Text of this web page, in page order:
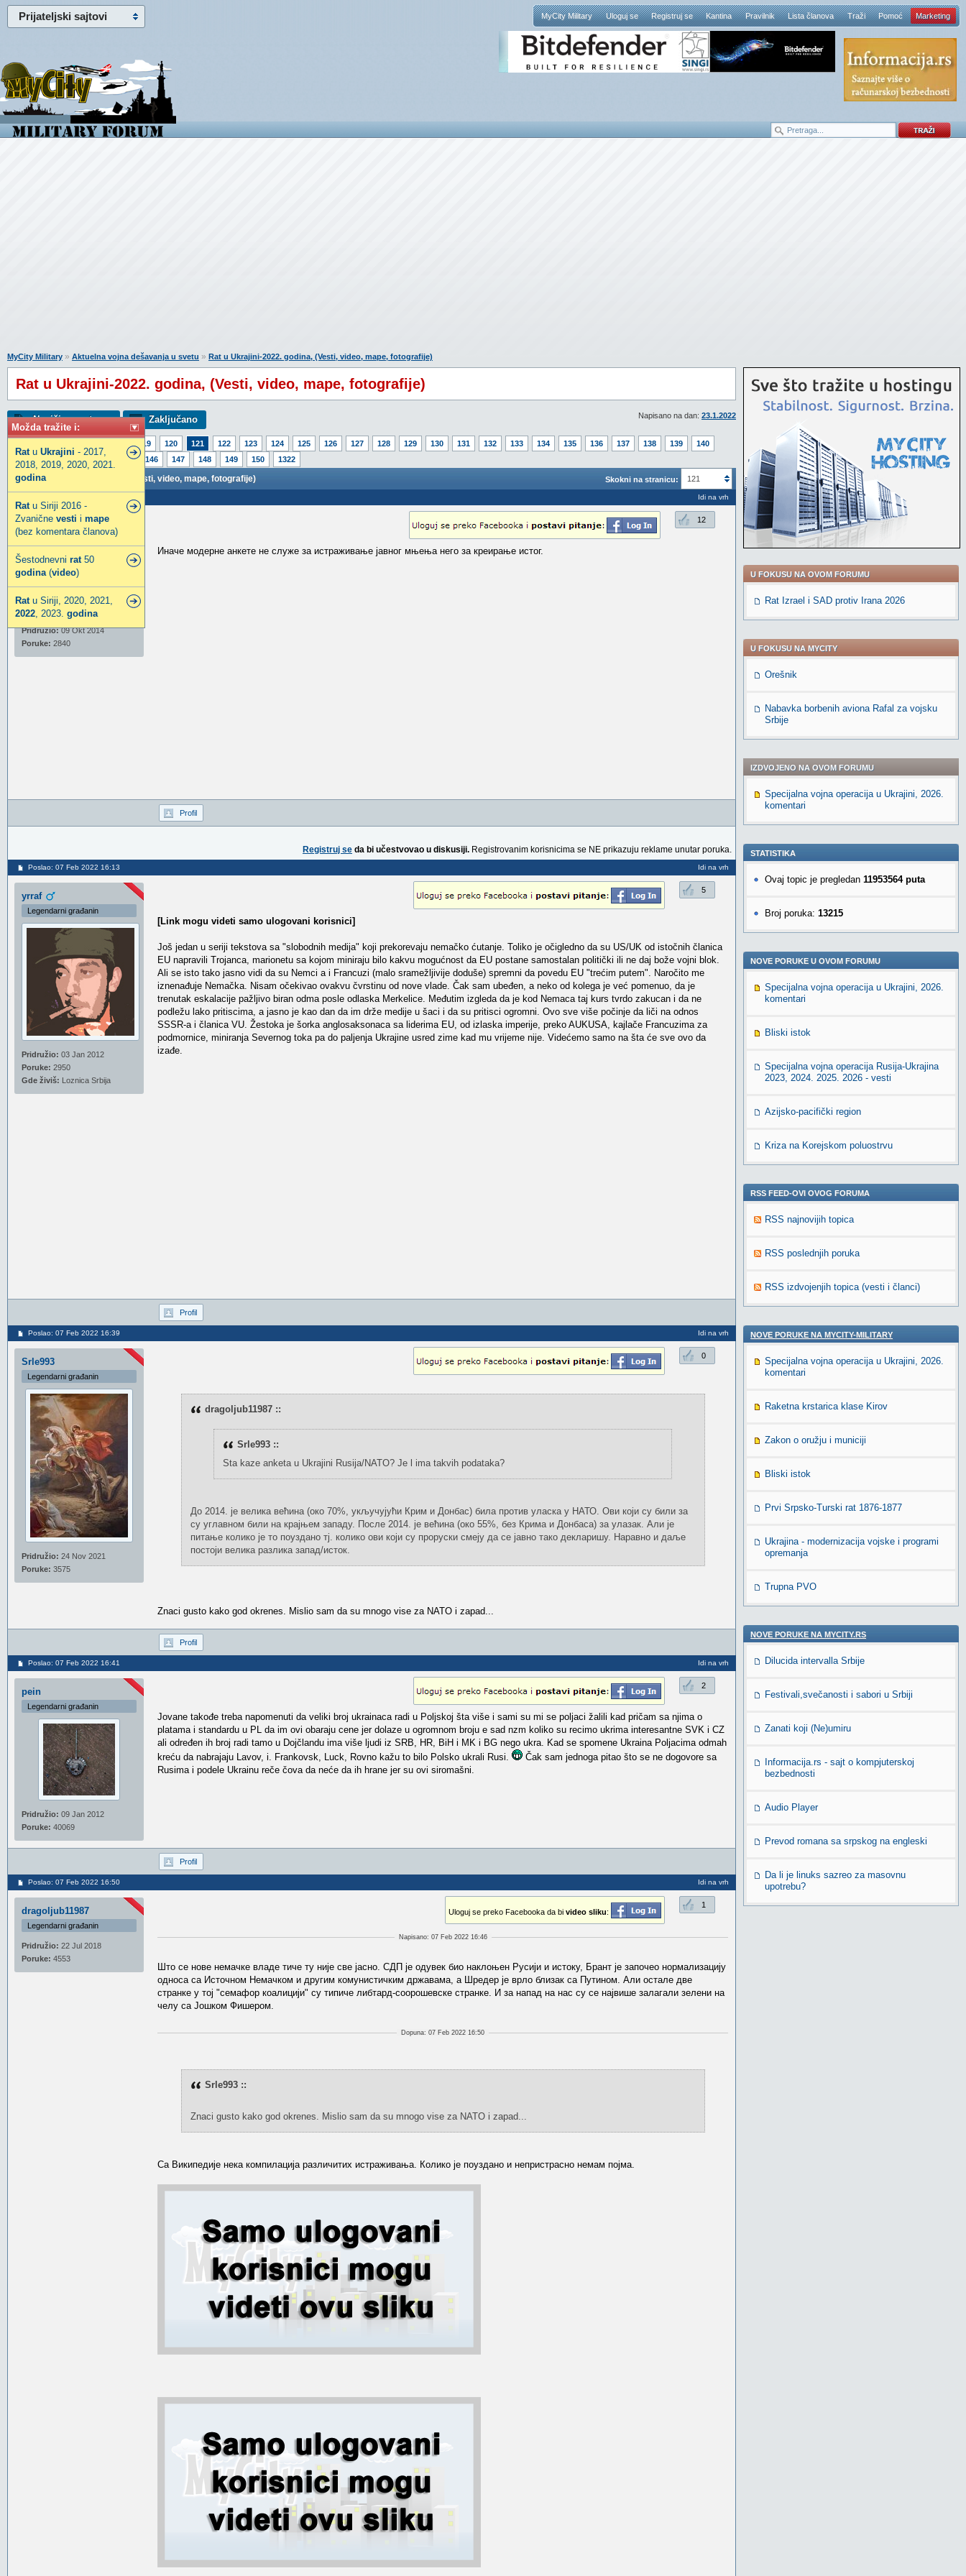
Prijateljski sajtovi MyCity Military Uloguj se Registruj se Kantina Pravilnik Lista članova Traži Pomoć Marketing
Možda tražite i:
Ratu Ukrajini - 2017,
2018, 2019, 2020, 2021.
godina
Ratu Siriji 2016 -
Zvanične vesti i mape
(bez komentara članova)
Šestodnevni rat50
godina(video)
Ratu Siriji, 2020, 2021,
2022, 2023. godina
MyCity Military » Aktuelna vojna dešavanja u svetu » Rat u Ukrajini-2022. godina, (Vesti, video, mape, fotografije)
Rat u Ukrajini-2022. godina, (Vesti, video, mape, fotografije)
Napisano na dan: 23.1.2022
Napiši novu temu Zaključano
119 120 121 122 123 124 125 126 127 128 129 130 131 132 133 134 135 136 137 138 139
140
141
142 143 144 145 146 147 148 149 150 1322
Skokni na stranicu: 121
Rat u Ukrajini-2022. godina, (Vesti, video, mape, fotografije)
Idi na vrh
Markoni29
Pridružio:09 Okt 2014
Poruke: 2840
12
Иначе модерне анкете не служе за истраживање јавног мњења него за креирање истог.
Profil
Registruj se da bi učestvovao u diskusiji. Registrovanim korisnicima se NE prikazuju reklame unutar poruka.
Poslao: 07 Feb 2022 16:13 Idi na vrh
yrraf
Legendarni građanin
Pridružio: 03 Jan 2012
Poruke: 2950
Gde živiš: Loznica Srbija
5
[Link mogu videti samo ulogovani korisnici]
Još jedan u seriji tekstova sa "slobodnih medija" koji prekorevaju nemačko ćutanje. Toliko je očigledno da su US/UK od istočnih članica
EU napravili Trojanca, marionetu sa kojom miniraju bilo kakvu mogućnost da EU postane samostalan politički ili ne daj bože vojni blok.
Ali se isto tako jasno vidi da su Nemci a i Francuzi (malo sramežljivije doduše) spremni da povedu EU "trećim putem". Naročito me
iznenađuje Nemačka. Nisam očekivao ovakvu čvrstinu od nove vlade. Čak sam ubeđen, a neko od kolega je već pomenuo, da je
trenutak eskalacije pažljivo biran odma posle odlaska Merkelice. Međutim izgleda da je kod Nemaca taj kurs tvrdo zakucan i da ne
podležu lako pritiscima, a jasno je kao dan da im drže medije u šaci i da su pritisci ogromni. Ovo sve više počinje da liči na odnos
SSSR-a i članica VU. Žestoka je šorka anglosaksonaca sa liderima EU, od izlaska imperije, preko AUKUSA, kajlače Francuzima za
podmornice, miniranja Severnog toka pa do paljenja Ukrajine usred zime kad mu vrijeme nije. Videćemo samo na šta će sve ovo da
izađe.
Profil
Poslao: 07 Feb 2022 16:39 Idi na vrh
Srle993
Legendarni građanin
Pridružio: 24 Nov 2021
Poruke: 3575
0
dragoljub11987 ::
Srle993 ::
Sta kaze anketa u Ukrajini Rusija/NATO? Je l ima takvih podataka?
До 2014. је велика већина (око 70%, укључујући Крим и Донбас) била против уласка у НАТО. Ови који су били за
су углавном били на крајњем западу. После 2014. је већина (око 55%, без Крима и Донбаса) за улазак. Али је
питање колико је то поуздано тј. колико ови који су проруски смеју да се јавно тако декларишу. Наравно и даље
постоји велика разлика запад/исток.
Znaci gusto kako god okrenes. Mislio sam da su mnogo vise za NATO i zapad...
Profil
Poslao: 07 Feb 2022 16:41 Idi na vrh
pein
Legendarni građanin
Pridružio: 09 Jan 2012
Poruke: 40069
2
Jovane takođe treba napomenuti da veliki broj ukrainaca radi u Poljskoj šta više i sami su mi se poljaci žalili kad pričam sa njima o
platama i standardu u PL da im ovi obaraju cene jer dolaze u ogromnom broju e sad nzm koliko su recimo ukrima interesantne SVK i CZ
ali određen ih broj radi tamo u Dojčlandu ima više ljudi iz SRB, HR, BiH i MK i BG nego ukra. Kad se spomene Ukraina Poljacima odmah
kreću da nabrajaju Lavov, i. Frankovsk, Luck, Rovno kažu to bilo Polsko ukrali Rusi.
Čak sam jednoga pitao što se ne dogovore sa
Rusima i podele Ukrainu reče čova da neće da ih hrane jer su ovi siromašni.
Profil
Poslao: 07 Feb 2022 16:50 Idi na vrh
dragoljub11987
Legendarni građanin
Pridružio: 22 Jul 2018
Poruke: 4553
1
Uloguj se preko Facebooka da bi video sliku:
Napisano: 07 Feb 2022 16:46
Што се нове немачке владе тиче ту није све јасно. СДП је одувек био наклоњен Русији и истоку, Брант је започео нормализацију
односа са Источном Немачком и другим комунистичким државама, а Шредер је врло близак са Путином. Али остале две
странке у тој "семафор коалицији" су типиче либтард-соорошевске странке. И за напад на нас су се највише залагали зелени на
челу са Јошком Фишером.
Dopuna: 07 Feb 2022 16:50
Srle993 ::
Znaci gusto kako god okrenes. Mislio sam da su mnogo vise za NATO i zapad...
Са Википедије нека компилација различитих истраживања. Колико је поуздано и непристрасно немам појма.
U FOKUSU NA OVOM FORUMU
Rat Izrael i SAD protiv Irana 2026
U FOKUSU NA MYCITY
Orešnik
Nabavka borbenih aviona Rafal za vojsku
Srbije
IZDVOJENO NA OVOM FORUMU
Specijalna vojna operacija u Ukrajini, 2026.
komentari
STATISTIKA
Ovaj topic je pregledan 11953564 puta
Broj poruka: 13215
NOVE PORUKE U OVOM FORUMU
Specijalna vojna operacija u Ukrajini, 2026.
komentari
Bliski istok
Specijalna vojna operacija Rusija-Ukrajina
2023, 2024. 2025. 2026 - vesti
Azijsko-pacifički region
Kriza na Korejskom poluostrvu
RSS FEED-OVI OVOG FORUMA
RSS najnovijih topica
RSS poslednjih poruka
RSS izdvojenjih topica (vesti i članci)
NOVE PORUKE NA MYCITY-MILITARY
Specijalna vojna operacija u Ukrajini, 2026.
komentari
Raketna krstarica klase Kirov
Zakon o oružju i municiji
Bliski istok
Prvi Srpsko-Turski rat 1876-1877
Ukrajina - modernizacija vojske i programi
opremanja
Trupna PVO
NOVE PORUKE NA MYCITY.RS
Dilucida intervalla Srbije
Festivali,svečanosti i sabori u Srbiji
Zanati koji (Ne)umiru
Informacija.rs - sajt o kompjuterskoj
bezbednosti
Audio Player
Prevod romana sa srpskog na engleski
Da li je linuks sazreo za masovnu
upotrebu?